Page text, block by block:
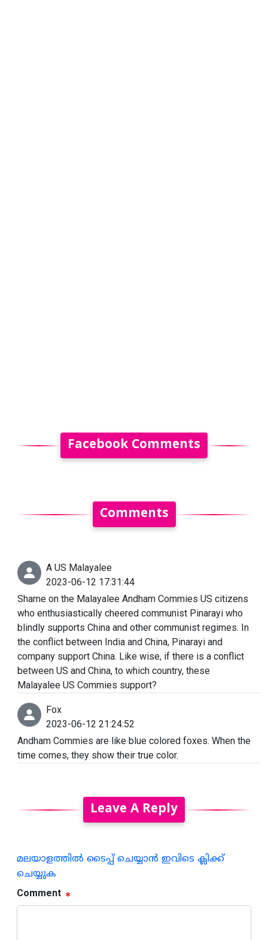
Facebook Comments
Comments
A US Malayalee
2023-06-12 17:31:44
Shame on the Malayalee Andham Commies US citizens
who enthusiastically cheered communist Pinarayi who
blindly supports China and other communist regimes. In
the conflict between India and China, Pinarayi and
company support China. Like wise, if there is a conflict
between US and China, to which country, these
Malayalee US Commies support?
Fox
2023-06-12 21:24:52
Andham Commies are like blue colored foxes. When the
time comes, they show their true color.
Leave A Reply
മലയാളത്തില്‍ ടൈപ്പ് ചെയ്യാന്‍ ഇവിടെ ക്ലിക്ക്
ചെയ്യുക
Comment